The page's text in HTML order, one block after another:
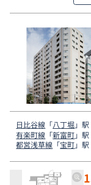
日比谷線 「八丁堀」
有楽町線 「新富町」
都営浅草線 「宝町」